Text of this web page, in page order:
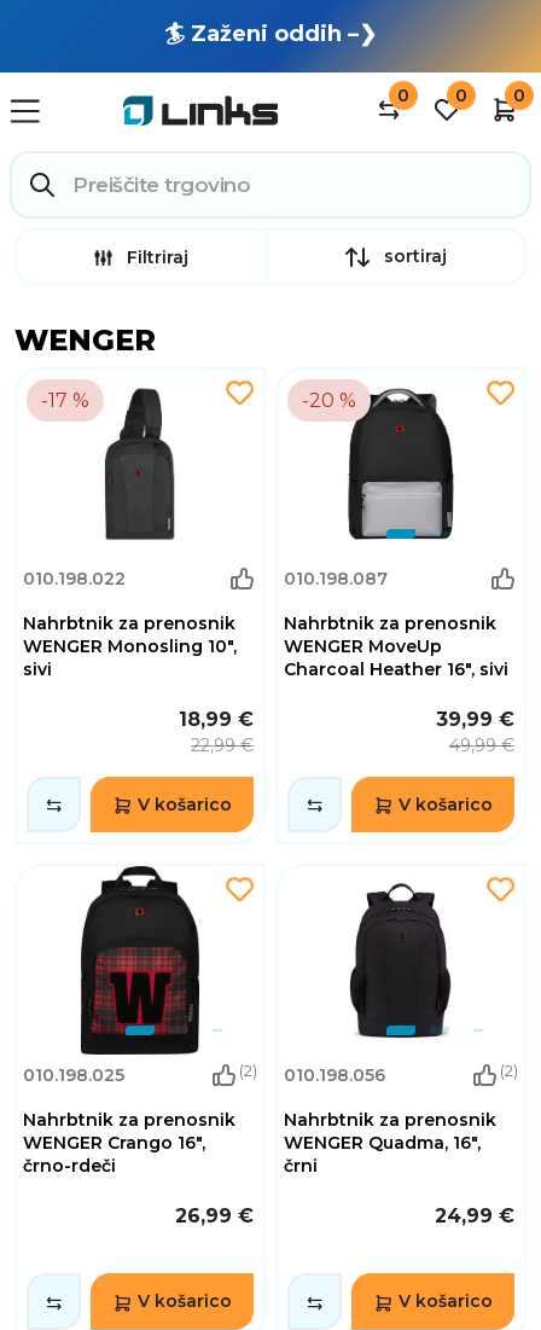
🏄 Zaženi oddih –❯
0 0 0
Filtriraj sortiraj
WENGER
-17 %
010.198.022
Nahrbtnik za prenosnik
WENGER Monosling 10",
sivi
18,99 €
22,99 €
V košarico
-20 %
010.198.087
Nahrbtnik za prenosnik
WENGER MoveUp
Charcoal Heather 16", sivi
39,99 €
49,99 €
V košarico
010.198.025 (2)
Nahrbtnik za prenosnik
WENGER Crango 16",
črno-rdeči
26,99 €
V košarico
010.198.056 (2)
Nahrbtnik za prenosnik
WENGER Quadma, 16",
črni
24,99 €
V košarico